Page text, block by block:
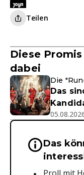
Teilen
Diese
dabei
Die
Das
Wichtige
Das